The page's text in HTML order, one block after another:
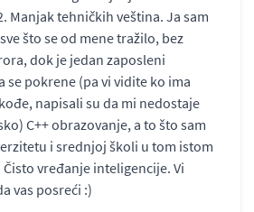
Manjak tehničkih veština. Ja sam
što se od mene tražilo, bez
dok je jedan zaposleni
se pokrene (pa vi vidite ko ima
napisali su da mi nedostaje
C++ obrazovanje, a to što sam
i srednjoj školi u tom istom
vređanje inteligencije. Vi
vas posreći :)